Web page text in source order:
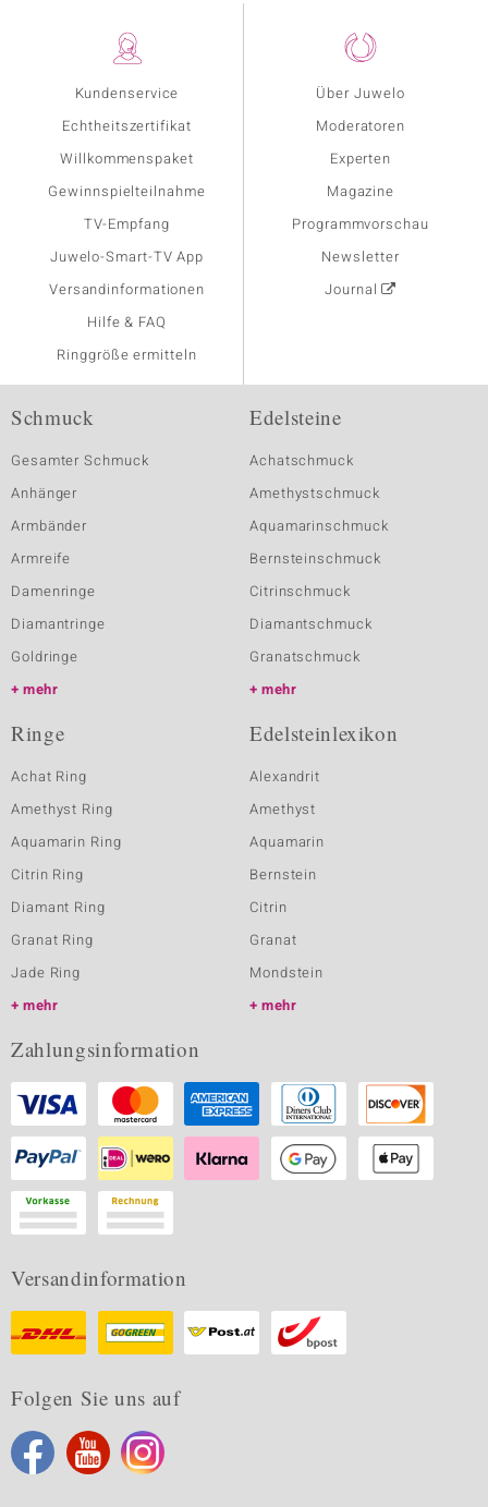
Kundenservice
Echtheitszertifikat
Willkommenspaket
Gewinnspielteilnahme
TV-Empfang
Juwelo-Smart-TV App
Versandinformationen
Hilfe & FAQ
Ringgröße ermitteln
Über Juwelo
Moderatoren
Experten
Magazine
Programmvorschau
Newsletter
Journal
Schmuck
Gesamter Schmuck
Anhänger
Armbänder
Armreife
Damenringe
Diamantringe
Goldringe
mehr
Edelsteine
Achatschmuck
Amethystschmuck
Aquamarinschmuck
Bernsteinschmuck
Citrinschmuck
Diamantschmuck
Granatschmuck
mehr
Ringe
Achat Ring
Amethyst Ring
Aquamarin Ring
Citrin Ring
Diamant Ring
Granat Ring
Jade Ring
mehr
Edelsteinlexikon
Alexandrit
Amethyst
Aquamarin
Bernstein
Citrin
Granat
Mondstein
mehr
Zahlungsinformation
Versandinformation
Folgen Sie uns auf